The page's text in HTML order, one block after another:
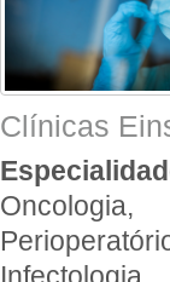
Clínicas